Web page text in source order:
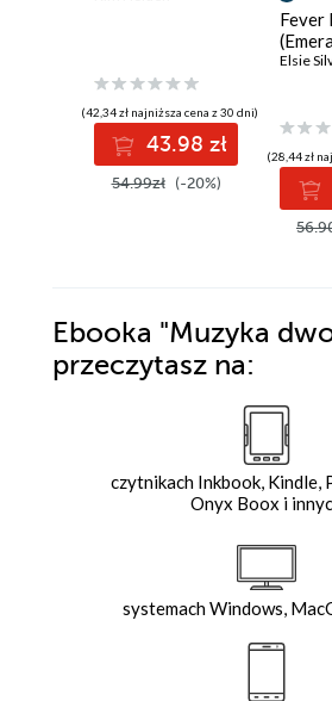
(42,34 zł najniższa cena z 30 dni)
43.98 zł
54.99zł (-20%)
Fever
Elsie
(28,44 zł
Ebooka "Muzyka
przeczytasz na:
czytnikach Inkbook, Kindle,
Onyx Boox i
systemach Windows,